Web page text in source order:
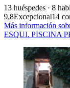
13 huéspedes · 8
9,8Excepcional14
Más información
ESQUI. PISCINA